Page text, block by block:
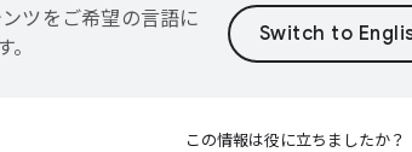
ツをご希望の言語に
この情報は役に立ちましたか？